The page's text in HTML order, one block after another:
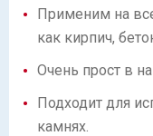
Применим на
как кирпич,
Очень прост в
Подходит для
камнях.